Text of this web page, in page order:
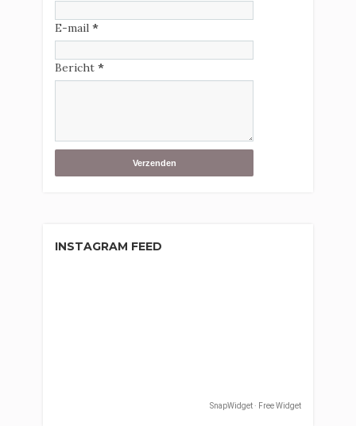
E-mail *
Bericht *
INSTAGRAM FEED
SnapWidget · Free Widget